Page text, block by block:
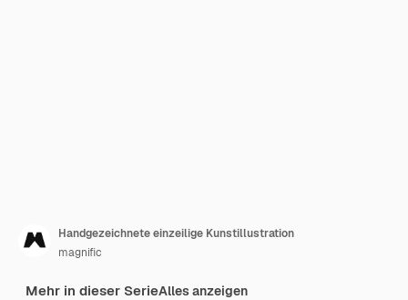
Handgezeichnete einzeilige Kunstillustration
magnific
Mehr in dieser SerieAlles anzeigen